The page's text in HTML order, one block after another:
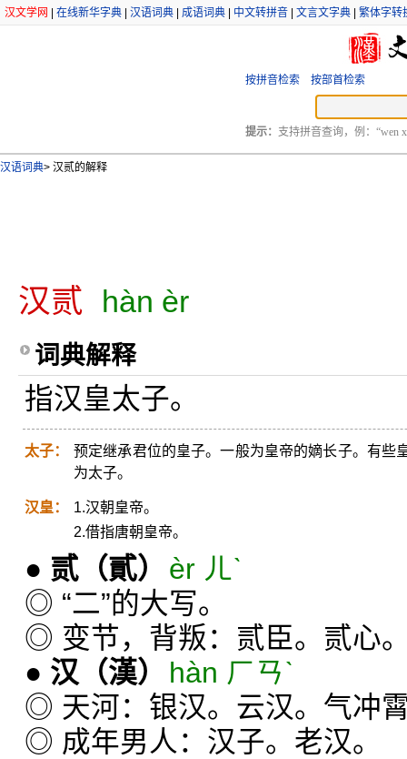
汉文学网 在线新华字典 汉语词典 成语词典 中文转拼音 文言文字典 繁体字转
按拼音检索 按部首检索
提示： 支持拼音查询，例：“wen
汉语词典> 汉贰的解释
汉贰 hàn èr
词典解释
指汉皇太子。
太子：
预定继承君位的皇子。一般为皇帝的嫡长子。有些
为太子。
汉皇：
1.汉朝皇帝。
2.借指唐朝皇帝。
● 贰 （貳）
èr ㄦˋ
◎ “二”的大写。
◎ 变节，背叛：贰臣。贰心
● 汉 （漢）
hàn ㄏㄢˋ
◎ 天河：银汉。云汉。气冲
◎ 成年男人：汉子。老汉。